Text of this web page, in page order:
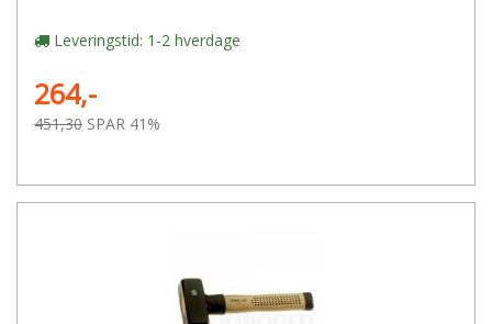
Leveringstid: 1-2 hverdage
264,-
451,30 SPAR 41%